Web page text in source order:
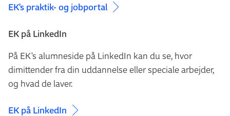
EK's praktik- og jobportal
EK på LinkedIn
På EK's alumneside på LinkedIn kan du se, hvor
dimittender fra din uddannelse eller speciale arbejder,
og hvad de laver.
EK på LinkedIn